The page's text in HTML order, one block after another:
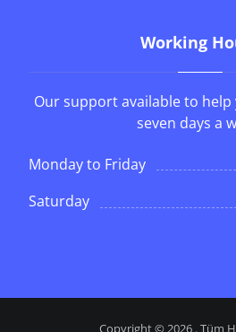
Working
Our support available to help
seven days a
Monday to Friday
Saturday
Copyright © 2026 . Tüm